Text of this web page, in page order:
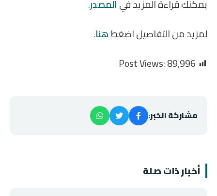
يمكنك قراءة المزيد فيالمصدر.
لمزيد من التفاصيل اضغطهنا.
Post Views:89٬996
مشاركة الخبر:
أخبار ذات صلة